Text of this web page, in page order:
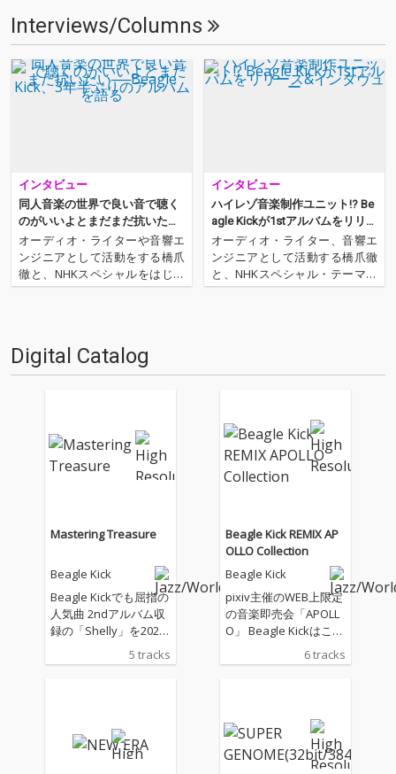
Interviews/Columns
インタビュー
同人音楽の世界で良い音で聴く
のがいいよとまだまだ抗いたい
──Beagle Kick、3年半ぶりのア
ルバムを語る
オーディオ・ライターや音響エ
ンジニアとして活動をする橋爪
徹と、NHKスペシャルをはじめ
TVアニメ『七つの大罪』『テラ
りたい音楽を、高音質で届ける
べく活動するハイレゾ音楽制…
インタビュー
ハイレゾ音楽制作ユニット!? Be
agle Kickが1stアルバムをリリー
ス&インタヴュー
オーディオ・ライター、音響エ
ンジニアとして活動する橋爪徹
と、NHKスペシャル・テーマ音
楽、映画などの劇伴などを幅広
ルバム『BRAN…
Digital Catalog
Mastering Treasure
Beagle Kick
Beagle Kickでも屈指の
人気曲 2ndアルバム収
録の「Shelly」を2023
年版としてリミック
ス！ 新たに生まれ変わ
マスタリング。 オーダ
ーは、「自らがベスト
5 tracks
Beagle Kick REMIX AP
OLLO Collection
Beagle Kick
pixiv主催のWEB上限定
の音楽即売会「APOLL
O」 Beagle Kickはこれ
までAPOLLO-A03、A0
5、A06、A07、A09、A
のみの限定販売だった
が、ついに一般配信を
解禁！ ミニアルバムに
6 tracks